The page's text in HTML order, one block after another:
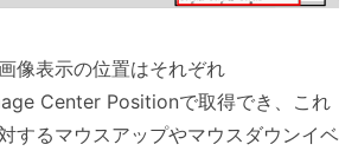
像表示の位置はそれぞれ
Center Positionで取得でき、これ
するマウスアップやマウスダウンイベ